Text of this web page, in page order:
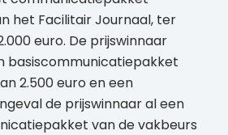
het Facilitair Journaal, ter
euro. De prijswinnaar
basiscommunicatiepakket
2.500 euro en een
de prijswinnaar al een
van de vakbeurs